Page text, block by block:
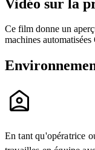
Vidéo sur la
Ce film donne un
machines
En tant qu'opératrice